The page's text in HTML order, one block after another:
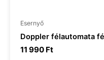
Esernyő
Doppler félautomata
11 990 Ft